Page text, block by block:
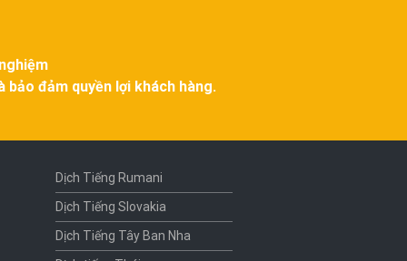
đảm quyền lợi khách hàng.
Dịch Tiếng Rumani
Dịch Tiếng Slovakia
Dịch Tiếng Tây Ban Nha